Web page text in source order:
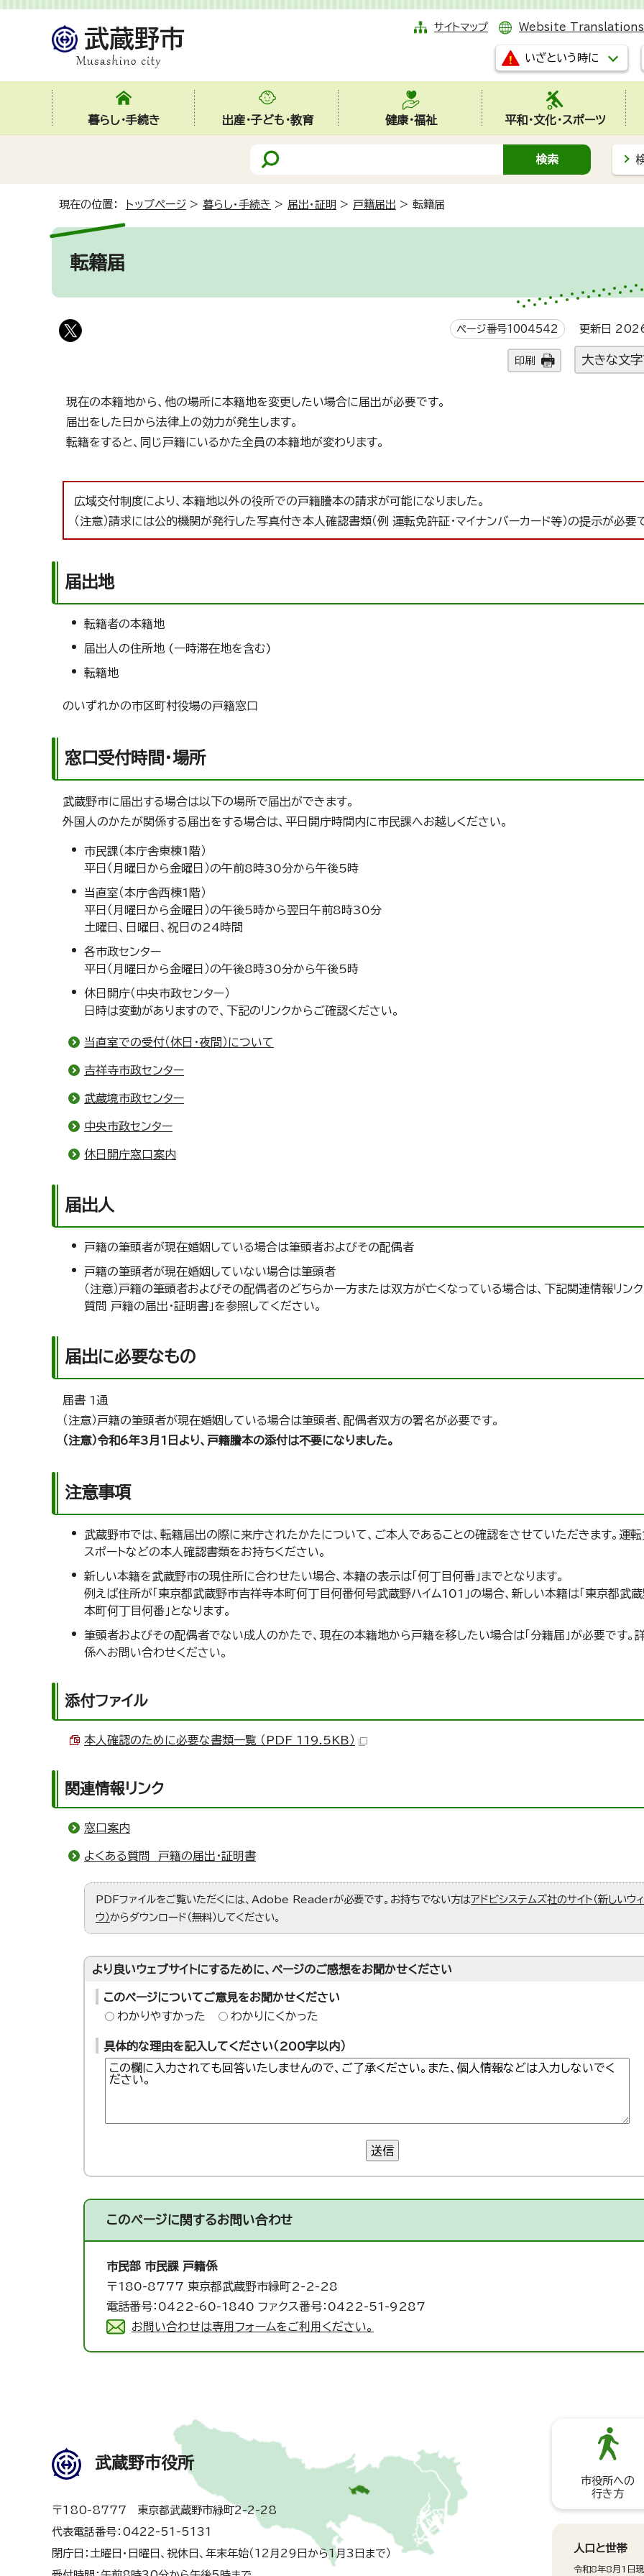
サイトマップ Website Translations
いざという時に
暮らし・手続き 出産・子ども・教育 健康・福祉 平和・文化・スポーツ
現在の位置： トップページ > 暮らし・手続き > 届出・証明 > 戸籍届出 > 転籍届
転籍届
ページ番号1004542 更新日
印刷 大きな文字
現在の本籍地から、他の場所に本籍地を変更したい場合に届出が必要です。
届出をした日から法律上の効力が発生します。
転籍をすると、同じ戸籍にいるかた全員の本籍地が変わります。
広域交付制度により、本籍地以外の役所での戸籍謄本の請求が可能になりました。
（注意）請求には公的機関が発行した写真付き本人確認書類（例 運転免許証・マイナンバーカード等）の提示が必要
届出地
転籍者の本籍地
届出人の住所地 (一時滞在地を含む)
転籍地
のいずれかの市区町村役場の戸籍窓口
窓口受付時間・場所
武蔵野市に届出する場合は以下の場所で届出ができます。
外国人のかたが関係する届出をする場合は、平日開庁時間内に市民課へお越しください。
市民課（本庁舎東棟1階）
平日（月曜日から金曜日）の午前8時30分から午後5時
当直室（本庁舎西棟1階）
平日（月曜日から金曜日）の午後5時から翌日午前8時30分
土曜日、日曜日、祝日の24時間
各市政センター
平日（月曜日から金曜日）の午後8時30分から午後5時
休日開庁（中央市政センター）
日時は変動がありますので、下記のリンクからご確認ください。
当直室での受付（休日・夜間）について
吉祥寺市政センター
武蔵境市政センター
中央市政センター
休日開庁窓口案内
届出人
戸籍の筆頭者が現在婚姻している場合は筆頭者およびその配偶者
戸籍の筆頭者が現在婚姻していない場合は筆頭者
（注意）戸籍の筆頭者およびその配偶者のどちらか一方または双方が亡くなっている場合は、下記関連情報リンク
質問 戸籍の届出・証明書」を参照してください。
届出に必要なもの
届書 1通
（注意）戸籍の筆頭者が現在婚姻している場合は筆頭者、配偶者双方の署名が必要です。
（注意）令和6年3月1日より、戸籍謄本の添付は不要になりました。
注意事項
武蔵野市では、転籍届出の際に来庁されたかたについて、ご本人であることの確認をさせていただきます。運転
スポートなどの本人確認書類をお持ちください。
新しい本籍を武蔵野市の現住所に合わせたい場合、本籍の表示は「何丁目何番」までとなります。
例えば住所が「東京都武蔵野市吉祥寺本町何丁目何番何号武蔵野ハイム101」の場合、新しい本籍は「東京都武
本町何丁目何番」となります。
筆頭者およびその配偶者でない成人のかたで、現在の本籍地から戸籍を移したい場合は「分籍届」が必要です。
係へお問い合わせください。
添付ファイル
本人確認のために必要な書類一覧 （PDF 119.5KB）
関連情報リンク
窓口案内
よくある質問 戸籍の届出・証明書
PDFファイルをご覧いただくには、Adobe Readerが必要です。お持ちでない方はアドビシステムズ社のサイト（新しいウ
ウ）からダウンロード（無料）してください。
より良いウェブサイトにするために、ページのご感想をお聞かせください
このページについてご意見をお聞かせください
わかりやすかった
わかりにくかった
具体的な理由を記入してください（200字以内）
送信
このページに関するお問い合わせ
市民部 市民課 戸籍係
〒180-8777 東京都武蔵野市緑町2-2-28
電話番号：0422-60-1840 ファクス番号：0422-51-9287
お問い合わせは専用フォームをご利用ください。
武蔵野市役所
〒180-8777 東京都武蔵野市緑町2-2-28
代表電話番号：0422-51-5131
閉庁日：土曜日・日曜日、祝休日、年末年始（12月29日から1月3日まで）
市役所への
行き方
人口と世帯
令和8年8月1日